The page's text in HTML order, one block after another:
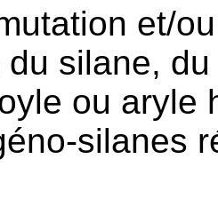
et/
silane,
ou aryle
silanes